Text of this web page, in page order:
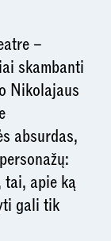
–
skambanti
Nikolajaus
absurdas,
tai, apie ką
gali tik